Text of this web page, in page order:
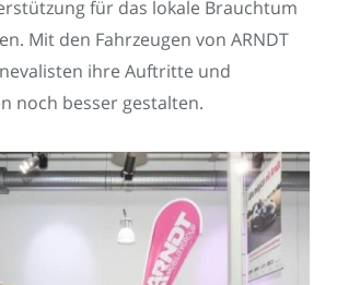
für das lokale Brauchtum
Mit den Fahrzeugen von ARNDT
ihre Auftritte und
noch besser gestalten.